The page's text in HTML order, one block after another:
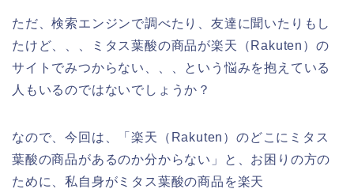
ただ、検索エンジンで調べたり、友達に聞いたりもし
たけど、、、ミタス葉酸の商品が楽天（Rakuten）の
サイトでみつからない、、、という悩みを抱えている
人もいるのではないでしょうか？
なので、今回は、「楽天（Rakuten）のどこにミタス
葉酸の商品があるのか分からない」と、お困りの方の
ために、私自身がミタス葉酸の商品を楽天